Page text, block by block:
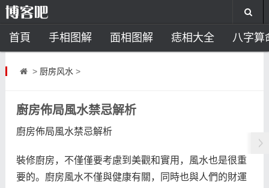
首頁 手相图解 面相图解 痣相大全 八字算
风水开运 助运饰品
> 厨房风水 >
廚房佈局風水禁忌解析
廚房佈局風水禁忌解析
裝修廚房，不僅僅要考慮到美觀和實用，風水也是很重
要的。廚房風水不僅與健康有關，同時也與人們的財運